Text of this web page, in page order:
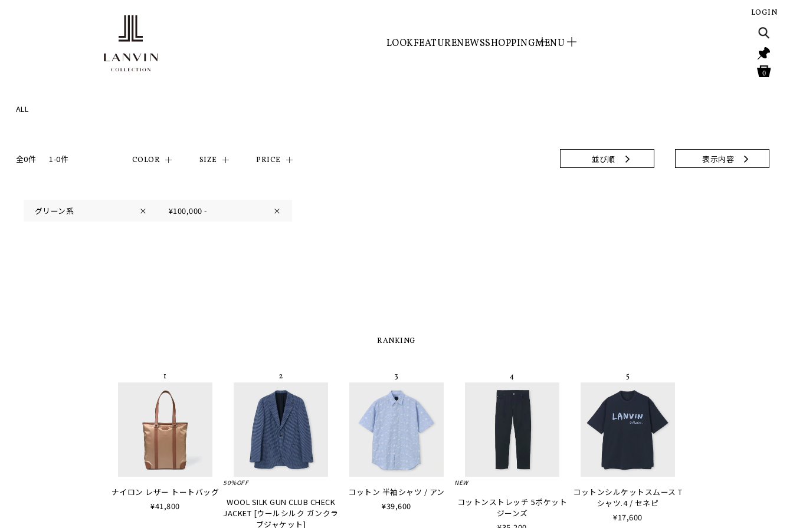
LOOKFEATURENEWSSHOPPINGMENU
LOGIN
0
ALL
全0件 1-0件 COLOR SIZE PRICE 並び順 表示内容
グリーン系 × ¥100,000 - ×
RANKING
ナイロン レザー トートバッグ
¥41,800
50%OFF
WOOL SILK GUN CLUB CHECK
JACKET [ウールシルク ガンクラ
ブジャケット]
コットン 半袖シャツ / アン
¥39,600
NEW
コットンストレッチ 5ポケット
ジーンズ
コットンシルケットスムース T
シャツ.4 / セネピ
¥17,600